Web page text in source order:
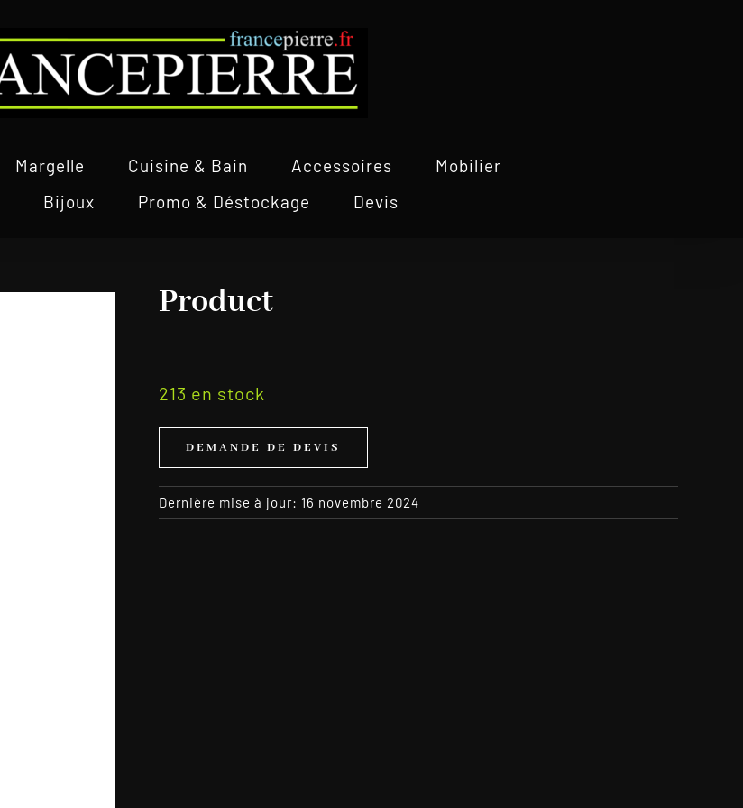
Margelle Cuisine & Bain Accessoires
Mobilier
Bijoux Promo & Déstockage Devis
Product
213 en stock
DEMANDE DE DEVIS
Dernière mise à jour: 16 novembre 2024